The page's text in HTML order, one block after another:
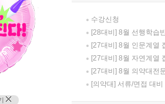
수강신청
[28대비] 8월 선행학습
[27대비] 8월 인문계열
[27대비] 8월 자연계열
[27대비] 8월 의약대전
[의약대] 서류/면접 대비